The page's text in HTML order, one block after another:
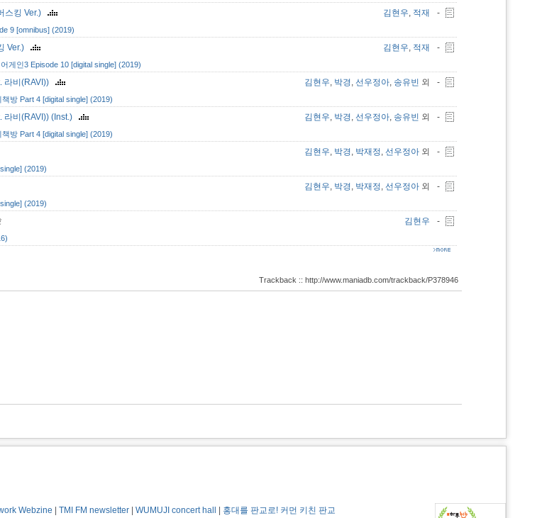
스킹 Ver.) 김현우, 적재 -
9 [omnibus] (2019)
Ver.) 김현우, 적재 -
게인3 Episode 10 [digital single] (2019)
라비(RAVI)) 김현우, 박경, 선우정아, 송유빈 외 -
방 Part 4 [digital single] (2019)
라비(RAVI)) (Inst.) 김현우, 박경, 선우정아, 송유빈 외 -
방 Part 4 [digital single] (2019)
김현우, 박경, 박재정, 선우정아 외 -
(2019)
김현우, 박경, 박재정, 선우정아 외 -
(2019)
김현우 -
Trackback :: http://www.maniadb.com/trackback/P378946
Webzine TMI FM newsletter WUMUJI concert hall 홍대를 판교로! 커먼 키친 판교